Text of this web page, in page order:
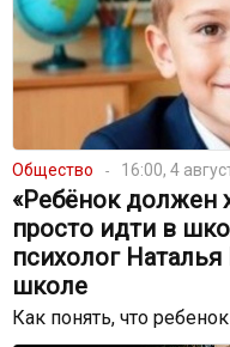
Общество 16:00, 4
«Ребёнок должен
просто идти в
психолог
школе
Как понять, что